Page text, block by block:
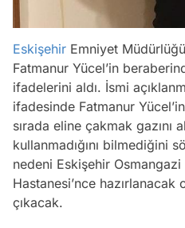
Eskişehir Emniyet
Fatmanur Yücel’in
ifadelerini aldı. İsmi
ifadesinde Fatmanur
sırada eline çakmak gazını
kullanmadığını bilmediğini
nedeni Eskişehir
Hastanesi’nce
çıkacak.